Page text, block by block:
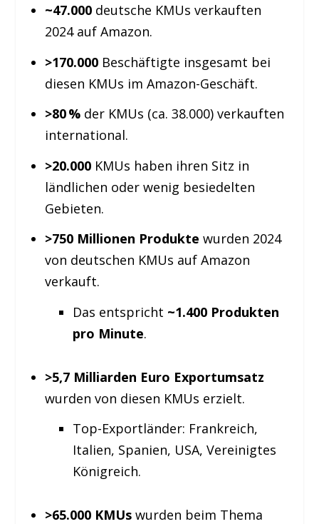
~47.000deutsche KMUs verkauften
2024 auf Amazon.
>170.000Beschäftigte insgesamt bei
diesen KMUs im Amazon-Geschäft.
>80 %der KMUs (ca. 38.000) verkauften
international.
>20.000KMUs haben ihren Sitz in
ländlichen oder wenig besiedelten
Gebieten.
>750 Millionen Produkte wurden 2024
von deutschen KMUs auf Amazon
verkauft.
Das entspricht ~1.400 Produkten
pro Minute.
>5,7 Milliarden Euro Exportumsatz
wurden von diesen KMUs erzielt.
Top-Exportländer: Frankreich,
Italien, Spanien, USA, Vereinigtes
Königreich.
>65.000 KMUswurden beim Thema